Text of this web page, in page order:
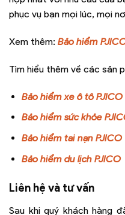
phục vụ bạn mọi lúc, mọi
Xem thêm: Bảo hiểm
Tìm hiểu thêm về các sản
Bảo hiểm xe ô tô PJICO
Bảo hiểm sức khỏe
Bảo hiểm tai nạn PJICO
Bảo hiểm du lịch PJICO
Liên hệ và tư vấn
Sau khi quý khách hàng